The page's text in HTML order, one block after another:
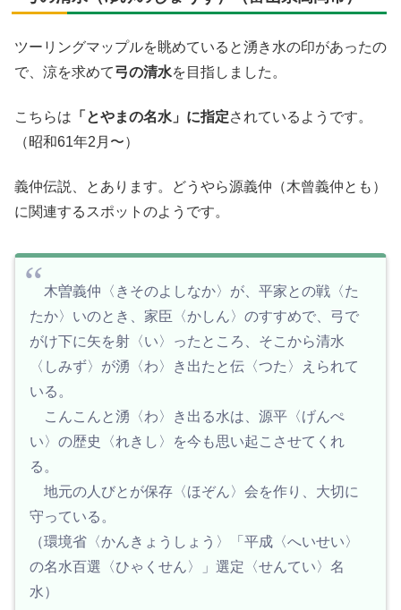
ツーリングマップルを眺めていると湧き水の印があったの
で、涼を求めて弓の清水を目指しました。
こちらは 「とやまの名水」に指定されているようです。
（昭和61年2月〜）
義仲伝説、とあります。どうやら源義仲（木曾義仲とも）
に関連するスポットのようです。
木曽義仲〈きそのよしなか〉が、平家との戦〈た
たか〉いのとき、家臣〈かしん〉のすすめで、弓で
がけ下に矢を射〈い〉ったところ、そこから清水
〈しみず〉が湧〈わ〉き出たと伝〈つた〉えられて
いる。
こんこんと湧〈わ〉き出る水は、源平〈げんぺ
い〉の歴史〈れきし〉を今も思い起こさせてくれ
る。
地元の人びとが保存〈ほぞん〉会を作り、大切に
守っている。
（環境省〈かんきょうしょう〉「平成〈へいせい〉
の名水百選〈ひゃくせん〉」選定〈せんてい〉名
水）